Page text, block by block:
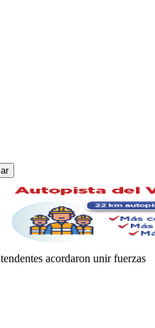
acordaron unir fuerzas